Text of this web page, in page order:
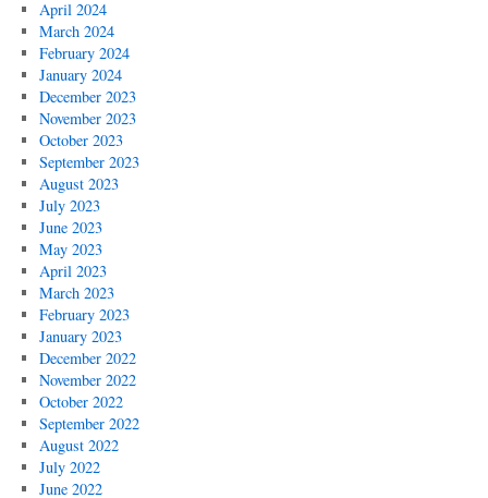
April 2024
March 2024
February 2024
January 2024
December 2023
November 2023
October 2023
September 2023
August 2023
July 2023
June 2023
May 2023
April 2023
March 2023
February 2023
January 2023
December 2022
November 2022
October 2022
September 2022
August 2022
July 2022
June 2022